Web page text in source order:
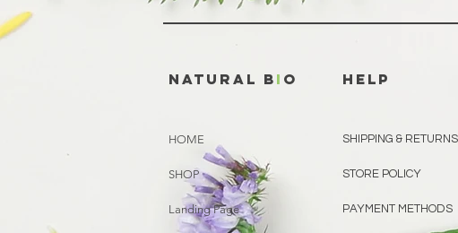
natural b i o HELP
HOME
SHOP
Landing Page
SHIPPING & RETURNS
STORE POLICY
PAYMENT METHODS